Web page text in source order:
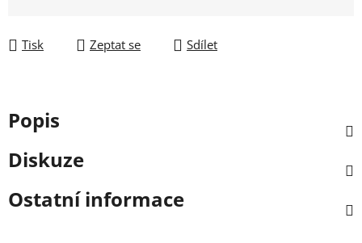
Tisk Zeptat se Sdílet
Popis
Diskuze
Ostatní informace